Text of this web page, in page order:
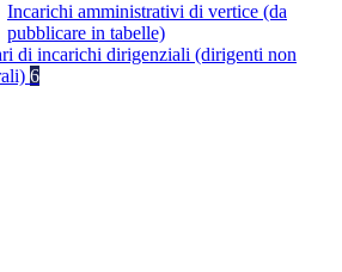
Incarichi amministrativi di vertice (da
pubblicare in tabelle)
di incarichi dirigenziali (dirigenti non
6